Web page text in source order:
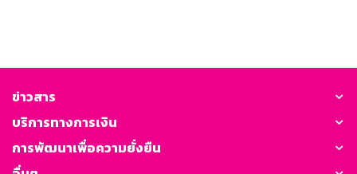
ข่าวสาร
บริการทางการเงิน
การพัฒนาเพื่อความยั่งยืน